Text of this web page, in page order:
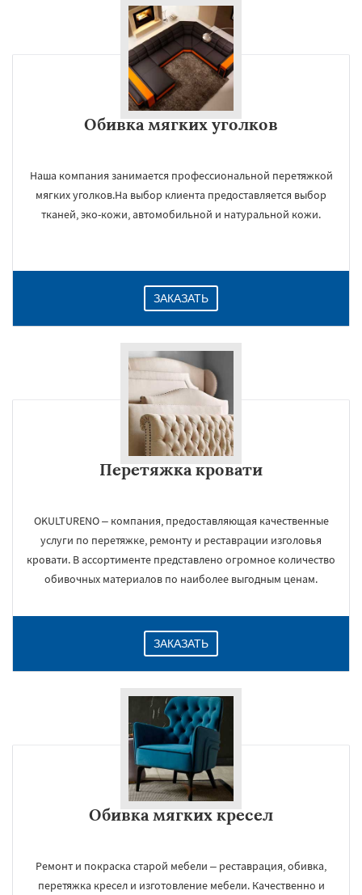
Обивка мягких уголков
Наша компания занимается профессиональной перетяжкой
мягких уголков.На выбор клиента предоставляется выбор
тканей, эко-кожи, автомобильной и натуральной кожи.
ЗАКАЗАТЬ
Перетяжка кровати
OKULTURENO – компания, предоставляющая качественные
услуги по перетяжке, ремонту и реставрации изголовья
кровати. В ассортименте представлено огромное количество
обивочных материалов по наиболее выгодным ценам.
ЗАКАЗАТЬ
Обивка мягких кресел
Ремонт и покраска старой мебели – реставрация, обивка,
перетяжка кресел и изготовление мебели. Качественно и